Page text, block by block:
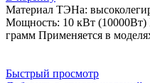
Материал ТЭНа:
Мощность: 10 кВт
грамм Применяется в
Быстрый просмотр